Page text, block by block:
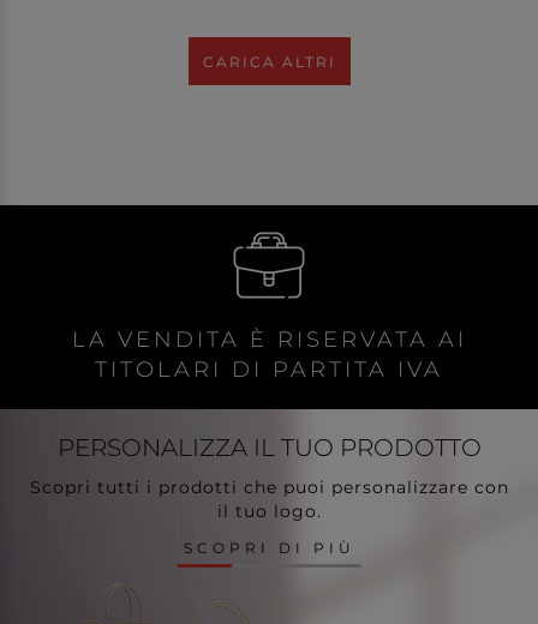
CARICA ALTRI
LA VENDITA È RISERVATA AI
TITOLARI DI PARTITA IVA
PERSONALIZZA IL TUO PRODOTTO
Scopri tutti i prodotti che puoi personalizzare con
il tuo logo.
SCOPRI DI PIÙ